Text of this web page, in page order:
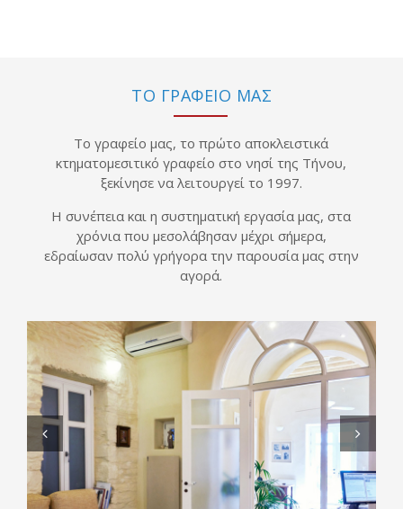
ΤΟ ΓΡΑΦΕΙΟ ΜΑΣ
Το γραφείο μας, το πρώτο αποκλειστικά
κτηματομεσιτικό γραφείο στο νησί της Τήνου,
ξεκίνησε να λειτουργεί το 1997.
Η συνέπεια και η συστηματική εργασία μας, στα
χρόνια που μεσολάβησαν μέχρι σήμερα,
εδραίωσαν πολύ γρήγορα την παρουσία μας στην
αγορά.
Previous Next